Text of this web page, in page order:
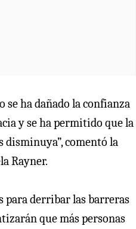
se ha dañado la confianza
y se ha permitido que la
comentó la
Rayner.
para derribar las barreras
que más personas